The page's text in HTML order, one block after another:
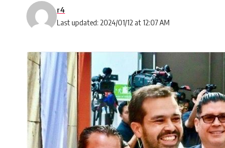
Last updated: 2024/01/12 at 12:07 AM
r4